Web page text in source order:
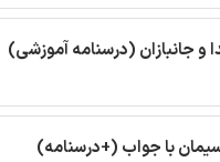
جانبازان (درسنامه آموزشی)
با جواب (+درسنامه)